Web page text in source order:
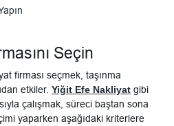
Seçin
firması seçmek, taşınma
etkiler. Yiğit Efe Nakliyat gibi
çalışmak, süreci baştan sona
yaparken aşağıdaki kriterlere